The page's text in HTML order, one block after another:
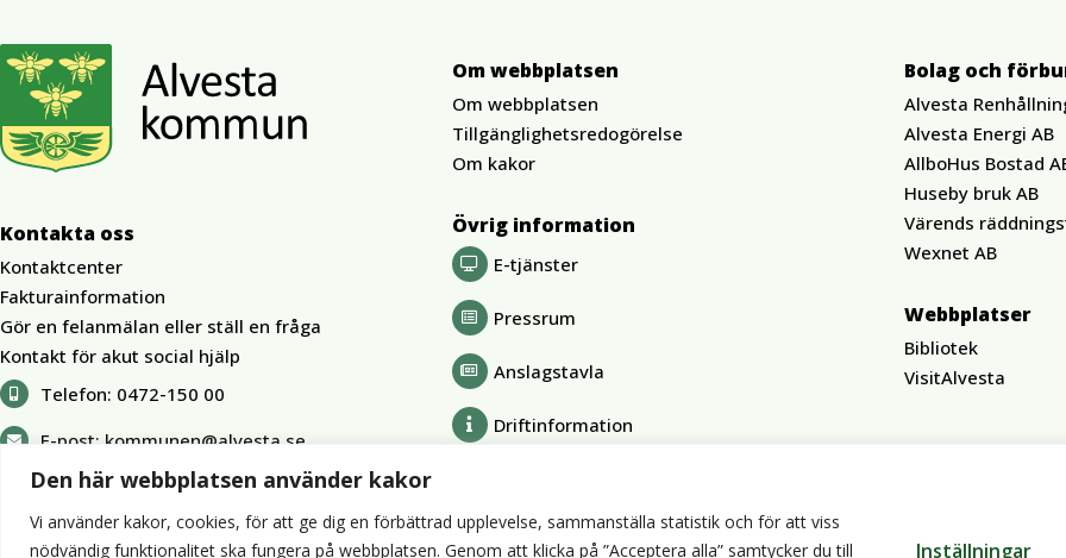
Den här webbplatsen använder kakor
Vi använder kakor, cookies, för att ge dig en förbättrad upplevelse, sammanställa statistik och för att viss
nödvändig funktionalitet ska fungera på webbplatsen. Genom att klicka på ”Acceptera alla” samtycker du till
Inställningar
Kontakta oss
Kontaktcenter
Fakturainformation
Gör en felanmälan eller ställ en fråga
Kontakt för akut social hjälp
Telefon: 0472-150 00
E-post: kommunen@alvesta.se
Om webbplatsen
Om webbplatsen
Tillgänglighetsredogörelse
Om kakor
Övrig information
E-tjänster
Pressrum
Anslagstavla
Driftinformation
Bolag och
Alvesta
Alvesta Energi AB
AllboHus Bostad
Huseby bruk AB
Värends
Wexnet AB
Webbplatser
Bibliotek
VisitAlvesta